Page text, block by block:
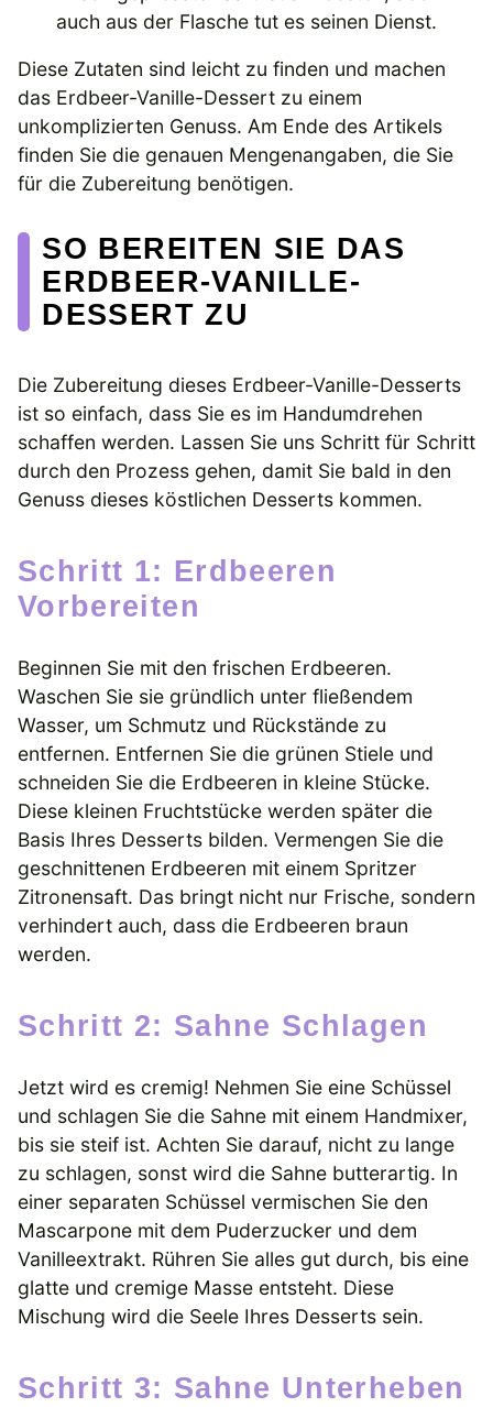
auch aus der Flasche tut es seinen Dienst.
Diese Zutaten sind leicht zu finden und machen
das Erdbeer-Vanille-Dessert zu einem
unkomplizierten Genuss. Am Ende des Artikels
finden Sie die genauen Mengenangaben, die Sie
für die Zubereitung benötigen.
SO BEREITEN SIE DAS
ERDBEER-VANILLE-
DESSERT ZU
Die Zubereitung dieses Erdbeer-Vanille-Desserts
ist so einfach, dass Sie es im Handumdrehen
schaffen werden. Lassen Sie uns Schritt für Schritt
durch den Prozess gehen, damit Sie bald in den
Genuss dieses köstlichen Desserts kommen.
Schritt 1: Erdbeeren
Vorbereiten
Beginnen Sie mit den frischen Erdbeeren.
Waschen Sie sie gründlich unter fließendem
Wasser, um Schmutz und Rückstände zu
entfernen. Entfernen Sie die grünen Stiele und
schneiden Sie die Erdbeeren in kleine Stücke.
Diese kleinen Fruchtstücke werden später die
Basis Ihres Desserts bilden. Vermengen Sie die
geschnittenen Erdbeeren mit einem Spritzer
Zitronensaft. Das bringt nicht nur Frische, sondern
verhindert auch, dass die Erdbeeren braun
werden.
Schritt 2: Sahne Schlagen
Jetzt wird es cremig! Nehmen Sie eine Schüssel
und schlagen Sie die Sahne mit einem Handmixer,
bis sie steif ist. Achten Sie darauf, nicht zu lange
zu schlagen, sonst wird die Sahne butterartig. In
einer separaten Schüssel vermischen Sie den
Mascarpone mit dem Puderzucker und dem
Vanilleextrakt. Rühren Sie alles gut durch, bis eine
glatte und cremige Masse entsteht. Diese
Mischung wird die Seele Ihres Desserts sein.
Schritt 3: Sahne Unterheben